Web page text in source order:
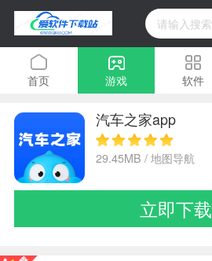
首页 游戏 软件
汽车之家app
29.45MB / 地图导航
立即下载